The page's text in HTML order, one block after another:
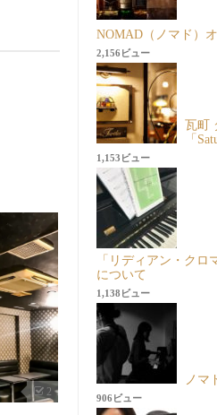
2
NOMAD（ノマド）
2,156ビュー
瓦町
「
1,153ビュー
「リディアン・クロ
について
1,138ビュー
ノマ
906ビュー